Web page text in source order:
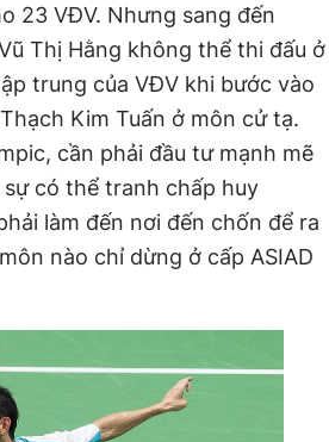
23 VĐV. Nhưng sang đến
Thị Hằng không thể thi đấu ở
trung của VĐV khi bước vào
Kim Tuấn ở môn cử tạ.
cần phải đầu tư mạnh mẽ
có thể tranh chấp huy
làm đến nơi đến chốn để ra
nào chỉ dừng ở cấp ASIAD